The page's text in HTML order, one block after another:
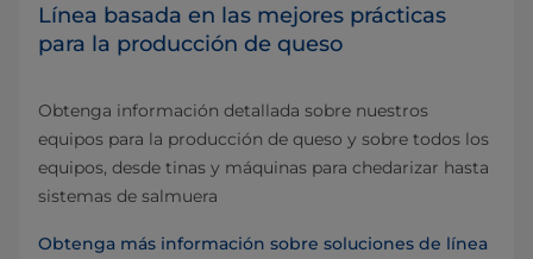
Línea basada en las mejores prácticas
para la producción de queso
Obtenga información detallada sobre nuestros
equipos para la producción de queso y sobre todos los
equipos, desde tinas y máquinas para chedarizar hasta
sistemas de salmuera
Obtenga más información sobre soluciones de línea